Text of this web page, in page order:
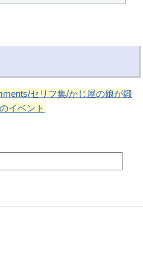
セリフ集/かじ屋の娘が鍛
イベント